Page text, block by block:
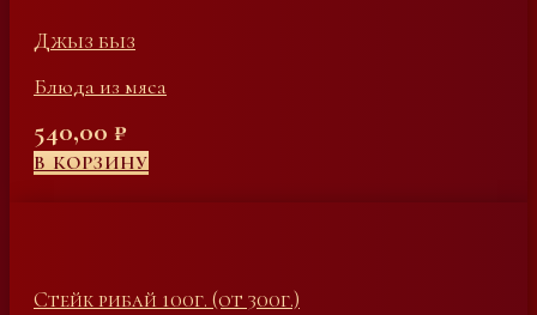
Джыз быз
Блюда из мяса
540,00 ₽
В КОРЗИНУ
Стейк рибай 100г. (от 300г.)